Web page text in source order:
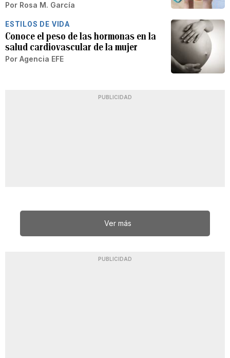
Por Rosa M. García
ESTILOS DE VIDA
Conoce el peso de las hormonas en la
salud cardiovascular de la mujer
Por Agencia EFE
PUBLICIDAD
Ver más
PUBLICIDAD